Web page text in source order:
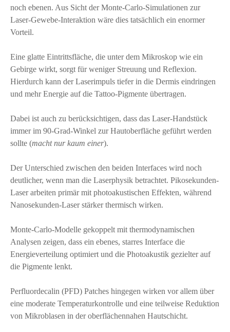
noch ebenen. Aus Sicht der Monte-Carlo-Simulationen zur
Laser-Gewebe-Interaktion wäre dies tatsächlich ein enormer
Vorteil.
Eine glatte Eintrittsfläche, die unter dem Mikroskop wie ein
Gebirge wirkt, sorgt für weniger Streuung und Reflexion.
Hierdurch kann der Laserimpuls tiefer in die Dermis eindringen
und mehr Energie auf die Tattoo-Pigmente übertragen.
Dabei ist auch zu berücksichtigen, dass das Laser-Handstück
immer im 90-Grad-Winkel zur Hautoberfläche geführt werden
sollte (macht nur kaum einer).
Der Unterschied zwischen den beiden Interfaces wird noch
deutlicher, wenn man die Laserphysik betrachtet. Pikosekunden-
Laser arbeiten primär mit photoakustischen Effekten, während
Nanosekunden-Laser stärker thermisch wirken.
Monte-Carlo-Modelle gekoppelt mit thermodynamischen
Analysen zeigen, dass ein ebenes, starres Interface die
Energieverteilung optimiert und die Photoakustik gezielter auf
die Pigmente lenkt.
Perfluordecalin (PFD) Patches hingegen wirken vor allem über
eine moderate Temperaturkontrolle und eine teilweise Reduktion
von Mikroblasen in der oberflächennahen Hautschicht.